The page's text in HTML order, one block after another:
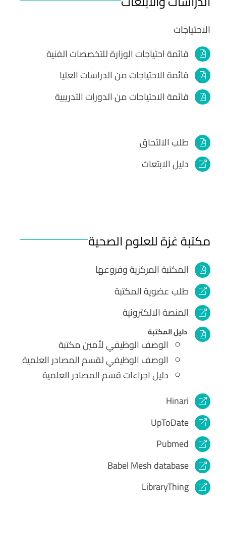
الاحتياجات
قائمة احتياجات الوزارة للتخصصات الفنية
قائمة الاحتياجات من الدراسات العليا
قائمة الاحتياجات من الدورات التدريبية
طلب الالتحاق
دليل الابتعاث
مكتبة غزة للعلوم الصحية
المكتبة المركزية وفروعها
طلب عضوية المكتبة
المنصة الالكترونية
دليل المكتبة
الوصف الوظيفي لأمين مكتبة
الوصف الوظيفي لقسم المصادر العلمية
دليل اجراءات قسم المصادر العلمية
Hinari
UpToDate
Pubmed
Babel Mesh database
LibraryThing